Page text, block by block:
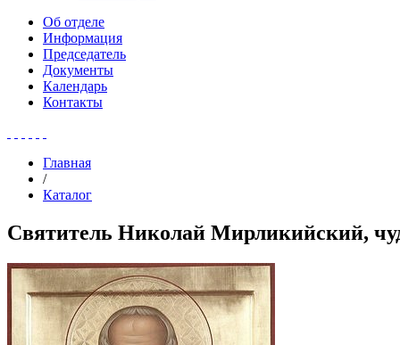
Об отделе
Информация
Председатель
Документы
Календарь
Контакты
Главная
/
Каталог
Святитель Николай Мирликийский,